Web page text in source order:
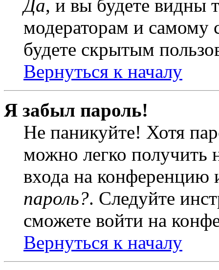
Да, и вы будете видны
модераторам и самому
будете скрытым
Вернуться к началу
Я забыл пароль!
Не паникуйте! Хотя
можно легко получить
входа на
пароль?. Следуйте
сможете войти на
Вернуться к началу